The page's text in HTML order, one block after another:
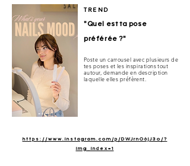
TREND
"Quel est ta pose
préférée ?"
Poste un carrousel avec plusieurs de
tes poses et les inspirations tout
autour, demande en description
laquelle elles préfèrent.
https://www.instagram.com/p/DWJrnO6jJ3o/?
img_index=1